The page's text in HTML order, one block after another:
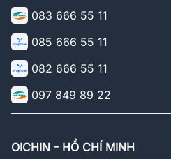
083 666 55 11
085 666 55 11
082 666 55 11
097 849 89 22
OICHIN - HỒ CHÍ MINH